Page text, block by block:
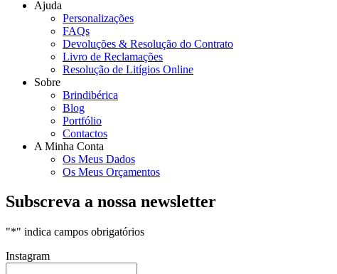
Ajuda
Personalizações
FAQs
Devoluções & Resolução do Contrato
Livro de Reclamações
Resolução de Litígios Online
Sobre
Brindibérica
Blog
Portfólio
Contactos
A Minha Conta
Os Meus Dados
Os Meus Orçamentos
Subscreva a nossa newsletter
"*" indica campos obrigatórios
Instagram